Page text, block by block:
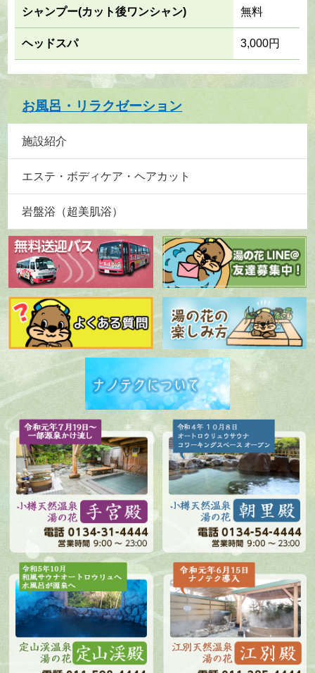
シャンプー(カット後ワンシャン) 無料
ヘッドスパ 3,000円
お風呂・リラクゼーション
施設紹介
エステ・ボディケア・ヘアカット
岩盤浴（超美肌浴）